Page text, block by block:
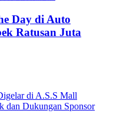
Day di Auto
Ratusan Juta